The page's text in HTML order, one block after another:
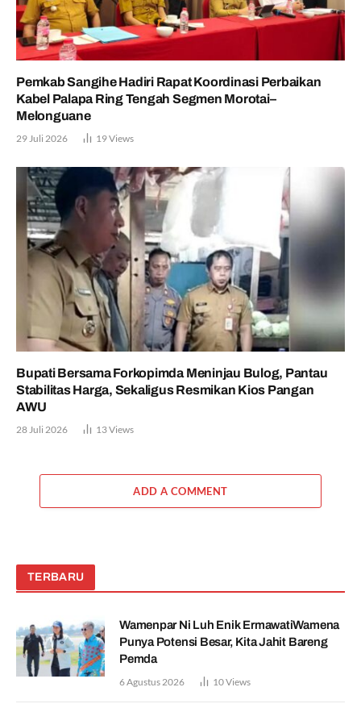
Pemkab Sangihe Hadiri Rapat Koordinasi Perbaikan
Kabel Palapa Ring Tengah Segmen Morotai–
Melonguane
29 Juli 2026 19Views
Bupati Bersama Forkopimda Meninjau Bulog, Pantau
Stabilitas Harga, Sekaligus Resmikan Kios Pangan
AWU
28 Juli 2026 13Views
ADD A COMMENT
TERBARU
Wamenpar Ni Luh Enik ErmawatiWamena
Punya Potensi Besar, Kita Jahit Bareng
Pemda
6 Agustus 2026 10Views